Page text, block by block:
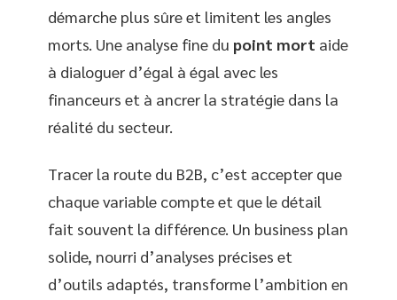
démarche plus sûre et limitent les angles
morts. Une analyse fine du point mort aide
à dialoguer d’égal à égal avec les
financeurs et à ancrer la stratégie dans la
réalité du secteur.
Tracer la route du B2B, c’est accepter que
chaque variable compte et que le détail
fait souvent la différence. Un business plan
solide, nourri d’analyses précises et
d’outils adaptés, transforme l’ambition en